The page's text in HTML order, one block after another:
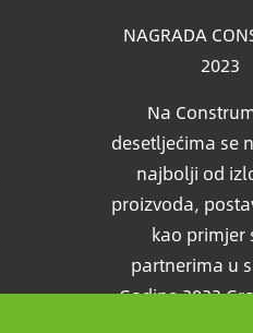
NAGRADA
2023
Na
desetljećima se
najbolji od
proizvoda,
kao primjer
partnerima u
Godine 2023